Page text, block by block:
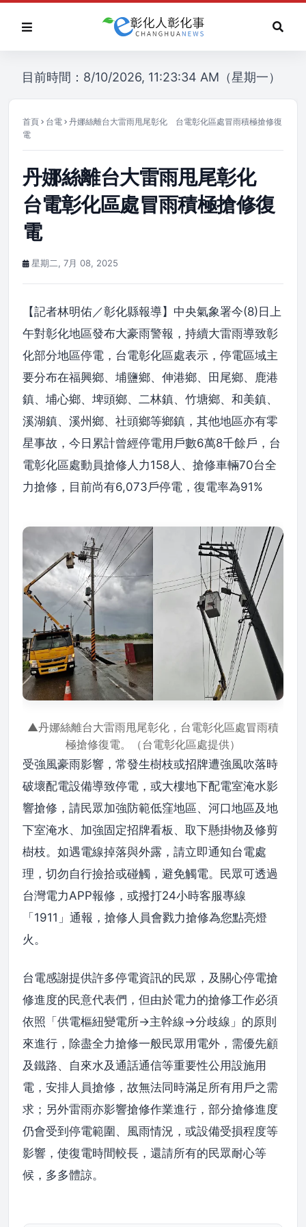
目前時間：8/10/2026, 11:23:34 AM（星期一）
首頁 台電
丹娜絲離台大雷雨甩尾彰化 台電彰化區處冒雨積極搶修復
電
丹娜絲離台大雷雨甩尾彰化
台電彰化區處冒雨積極搶修復
電
星期二, 7月 08, 2025
【記者林明佑／彰化縣報導】中央氣象署今(8)日上
午對彰化地區發布大豪雨警報，持續大雷雨導致彰
化部分地區停電，台電彰化區處表示，停電區域主
要分布在福興鄉、埔鹽鄉、伸港鄉、田尾鄉、鹿港
鎮、埔心鄉、埤頭鄉、二林鎮、竹塘鄉、和美鎮、
溪湖鎮、溪州鄉、社頭鄉等鄉鎮，其他地區亦有零
星事故，今日累計曾經停電用戶數6萬8千餘戶，台
電彰化區處動員搶修人力158人、搶修車輛70台全
力搶修，目前尚有6,073戶停電，復電率為91%
▲丹娜絲離台大雷雨甩尾彰化，台電彰化區處冒雨積
極搶修復電。（台電彰化區處提供）
受強風豪雨影響，常發生樹枝或招牌遭強風吹落時
破壞配電設備導致停電，或大樓地下配電室淹水影
響搶修，請民眾加強防範低窪地區、河口地區及地
下室淹水、加強固定招牌看板、取下懸掛物及修剪
樹枝。如遇電線掉落與外露，請立即通知台電處
理，切勿自行撿拾或碰觸，避免觸電。民眾可透過
台灣電力APP報修，或撥打24小時客服專線
「1911」通報，搶修人員會戮力搶修為您點亮燈
火。
台電感謝提供許多停電資訊的民眾，及關心停電搶
修進度的民意代表們，但由於電力的搶修工作必須
依照「供電樞紐變電所→主幹線→分歧線」的原則
來進行，除盡全力搶修一般民眾用電外，需優先顧
及鐵路、自來水及通話通信等重要性公用設施用
電，安排人員搶修，故無法同時滿足所有用戶之需
求；另外雷雨亦影響搶修作業進行，部分搶修進度
仍會受到停電範圍、風雨情況，或設備受損程度等
影響，使復電時間較長，還請所有的民眾耐心等
候，多多體諒。